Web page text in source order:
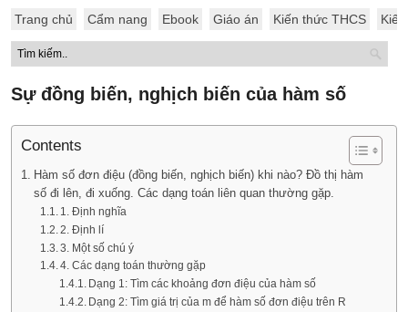
Trang chủ Cẩm nang Ebook Giáo án Kiến thức THCS
Sự đồng biến, nghịch biến của hàm số
Contents
Hàm số đơn điệu (đồng biến, nghịch biến) khi nào? Đồ thị hàm
số đi lên, đi xuống. Các dạng toán liên quan thường gặp.
1. Định nghĩa
2. Định lí
3. Một số chú ý
4. Các dạng toán thường gặp
Dạng 1: Tìm các khoảng đơn điệu của hàm số
Dạng 2: Tìm giá trị của m để hàm số đơn điệu trên R